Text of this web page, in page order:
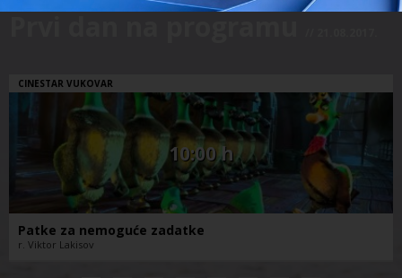
CINESTAR VUKOVAR
10:00 h
Patke za nemoguće zadatke
r. Viktor Lakisov